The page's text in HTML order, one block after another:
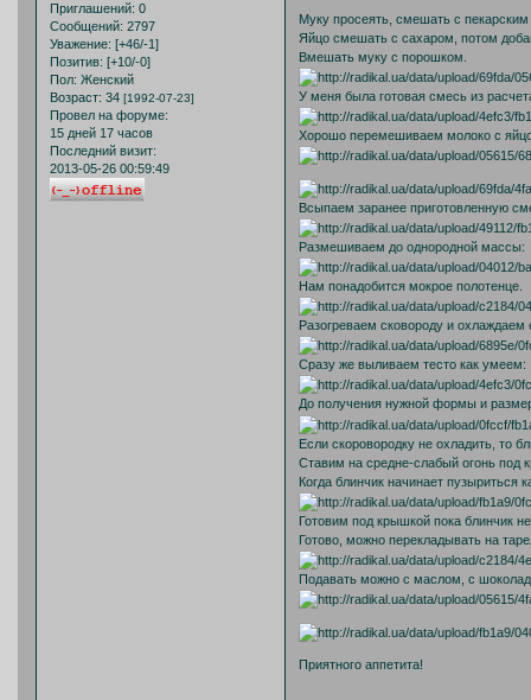
Приглашений: 0
Сообщений: 2797
Уважение: [+46/-1]
Позитив: [+10/-0]
Пол: Женский
Возраст: 34 [1992-07-23]
Провел на форуме:
15 дней 17 часов
Последний визит:
2013-05-26 00:59:49
Муку просеять, смешать с
Яйцо смешать с сахаром, потом
Вмешать муку с порошком.
У меня была готовая смесь из
Хорошо перемешиваем молоко с
Всыпаем заранее приготовленную
Размешиваем до однородной массы:
Нам понадобится мокрое полотенце.
Разогреваем сковороду и охлаждаем
Сразу же выливаем тесто как умеем:
До получения нужной формы и
Если скоровородку не охладить, то
Ставим на средне-слабый огонь под
Когда блинчик начинает пузыриться
Готовим под крышкой пока блинчик
Готово, можно перекладывать на
Подавать можно с маслом, с
Приятного аппетита!